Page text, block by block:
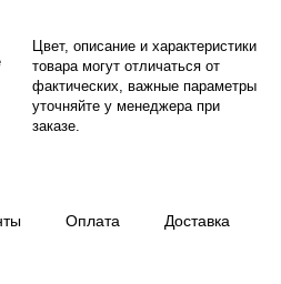
Цвет, описание и характеристики
товара могут отличаться от
фактических, важные параметры
уточняйте у менеджера при
заказе.
Оплата Доставка